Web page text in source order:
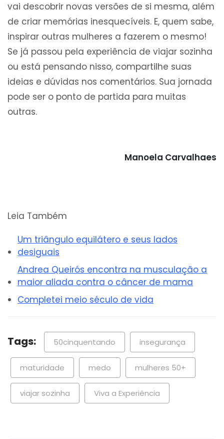
vai descobrir novas versões de si mesma, além
de criar memórias inesquecíveis. E, quem sabe,
inspirar outras mulheres a fazerem o mesmo!
Se já passou pela experiência de viajar sozinha
ou está pensando nisso, compartilhe suas
ideias e dúvidas nos comentários. Sua jornada
pode ser o ponto de partida para muitas
outras.
Manoela Carvalhaes
Leia Também
Um triângulo equilátero e seus lados
desiguais
Andrea Queirós encontra na musculação a
maior aliada contra o câncer de mama
Completei meio século de vida
Tags: 50cinquentando insegurança
maturidade medo mulheres 50+
viajar sozinha Viva a Experiência